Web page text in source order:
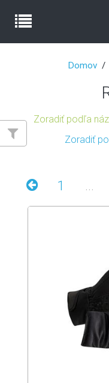
Domov
Zoradiť podľa
Zoradiť
1 ...